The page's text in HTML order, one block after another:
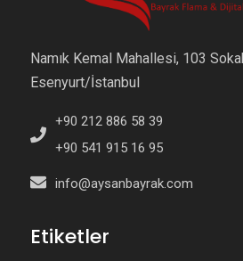
Namık Kemal Mahallesi, 103
Esenyurt/İstanbul
+90 212 886 58 39
+90 541 915 16 95
info@aysanbayrak.com
Etiketler